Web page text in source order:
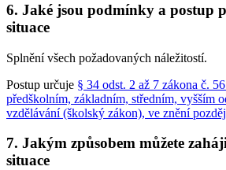
6. Jaké jsou podmínky a postup
situace
Splnění všech požadovaných náležitostí.
Postup určuje § 34 odst. 2 až 7 zákona č.
předškolním, základním, středním, vyšším
vzdělávání (školský zákon), ve znění
7. Jakým způsobem můžete
situace